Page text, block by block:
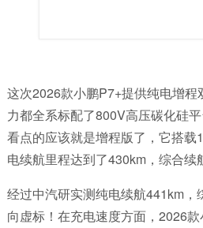
这次2026款小鹏P7+提供纯电增程
力都全系标配了800V高压碳化硅
看点的应该就是增程版了，它搭载
电续航里程达到了430km，综合续
经过中汽研实测纯电续航441km，
向虚标！在充电速度方面， 2026款